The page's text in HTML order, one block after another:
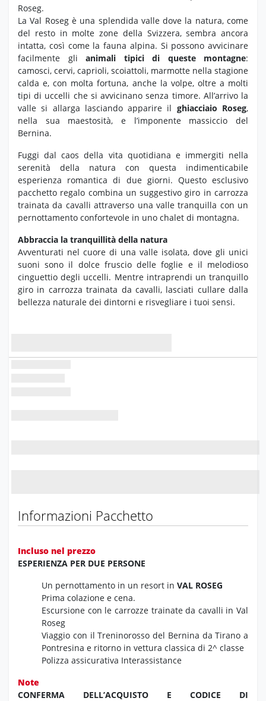
Roseg.
La Val Roseg è una splendida valle dove la natura, come
del resto in molte zone della Svizzera, sembra ancora
intatta, così come la fauna alpina. Si possono avvicinare
facilmente gli animali tipici di queste montagne:
camosci, cervi, caprioli, scoiattoli, marmotte nella stagione
calda e, con molta fortuna, anche la volpe, oltre a molti
tipi di uccelli che si avvicinano senza timore. All’arrivo la
valle si allarga lasciando apparire il ghiacciaio Roseg,
nella sua maestosità, e l’imponente massiccio del
Bernina.
Fuggi dal caos della vita quotidiana e immergiti nella
serenità della natura con questa indimenticabile
esperienza romantica di due giorni. Questo esclusivo
pacchetto regalo combina un suggestivo giro in carrozza
trainata da cavalli attraverso una valle tranquilla con un
pernottamento confortevole in uno chalet di montagna.
Abbraccia la tranquillità della natura
Avventurati nel cuore di una valle isolata, dove gli unici
suoni sono il dolce fruscio delle foglie e il melodioso
cinguettio degli uccelli. Mentre intraprendi un tranquillo
giro in carrozza trainata da cavalli,lasciati cullare dalla
bellezza naturale dei dintorni e risvegliare i tuoi sensi.
Informazioni Pacchetto
Incluso nel prezzo
ESPERIENZA PER DUE PERSONE
Un pernottamento in un resort in VAL ROSEG
Prima colazione e cena.
Escursione con le carrozze trainate da cavalli in Val
Roseg
Viaggio con il Treninorosso del Bernina da Tirano a
Pontresina e ritorno in vettura classica di 2^ classe
Polizza assicurativa Interassistance
Note
CONFERMA DELL’ACQUISTO E CODICE DI